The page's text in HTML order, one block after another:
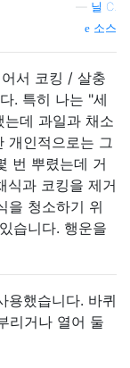
닐 C.
소스
서 코킹 / 살충
. 특히 나는 "세
는데 과일과 채소
개인적으로는 그
번 뿌렸는데 거
식과 코킹을 제거
을 청소하기 위
습니다. 행운을
용했습니다. 바퀴
리거나 열어 둘